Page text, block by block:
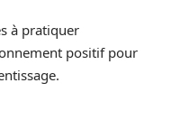
à pratiquer
positif pour